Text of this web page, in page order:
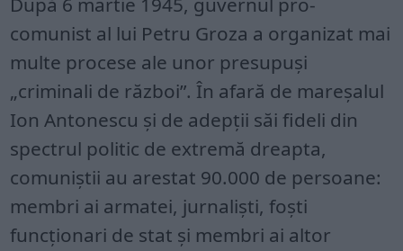
comunist al lui Petru Groza a organizat mai
multe procese ale unor presupuși
„criminali de război”. În afară de mareșalul
Ion Antonescu și de adepții săi fideli din
spectrul politic de extremă dreapta,
comuniștii au arestat 90.000 de persoane:
membri ai armatei, jurnaliști, foști
funcționari de stat și membri ai altor